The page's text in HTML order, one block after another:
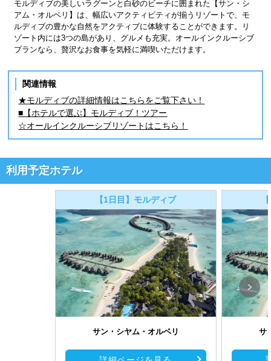
モルディブの美しいラグーンと白砂のビーチに囲まれた【サン・シ
アム・オルベリ】は、幅広いアクティビティが揃うリゾートで、モ
ルディブの豊かな自然をアクティブに体験することができます。リ
ゾート内には3つの島があり、グルメも充実。オールインクルーシブ
プランなら、贅沢なお食事を気軽に満喫いただけます。
関連情報
★モルディブの詳細情報はこちらをご覧下さい！
■【ホテルで選ぶ】モルディブ！ツアー
☆オールインクルーシブリゾートはこちら！
利用予定ホテル
【1日目】モルディブ
サン・シヤム・オルベリ サ